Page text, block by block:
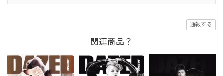
通報する
関連商品？